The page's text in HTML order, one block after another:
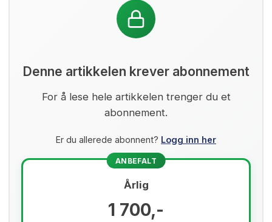
Denne artikkelen krever abonnement
For å lese hele artikkelen trenger du et
abonnement.
Er du allerede abonnent? Logg inn her
ANBEFALT
Årlig
1 700,-